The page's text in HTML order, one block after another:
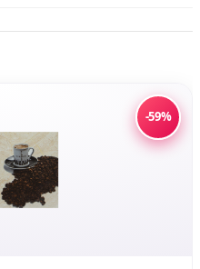
-59%